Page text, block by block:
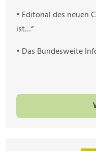
• Editorial des neuen
ist…“
• Das Bundesweite